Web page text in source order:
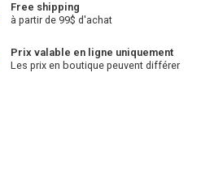
Free shipping
à partir de 99$ d'achat
Prix valable en ligne uniquement
Les prix en boutique peuvent différer